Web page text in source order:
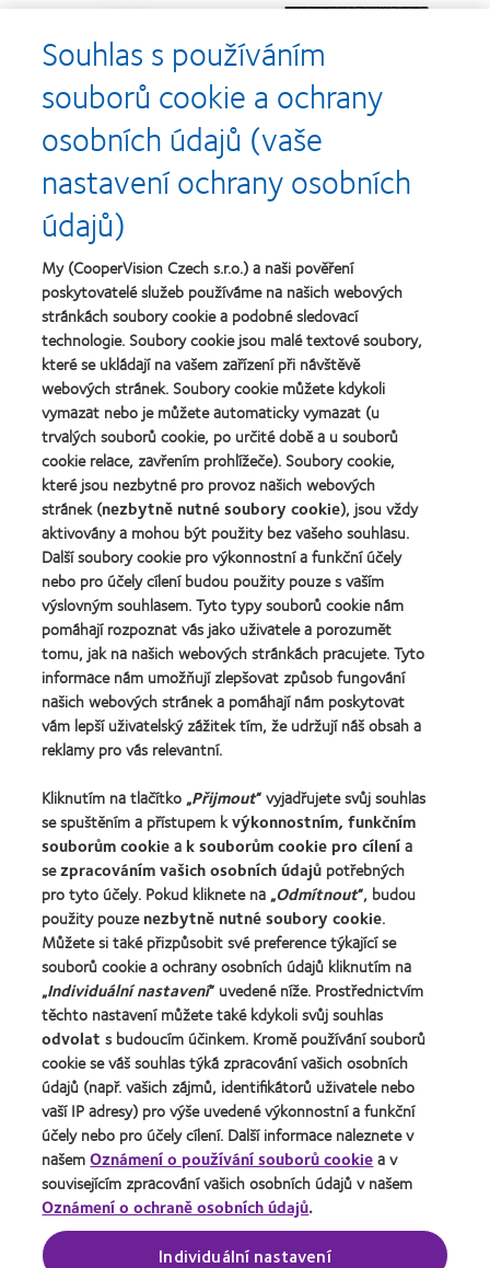
Learn
more
about
Cena
Silmo
d’Or
za
nejlepší
výrobek
pro
čočky
MyDay™
(2013)
Learn
about
Kontaktní
čočky
roku
(2013)
Learn
more
about
Nejlepší
společnosti
pro
vedoucí
pracovníky
roku
2012
a
2010
(2012)
Learn
more
about
závod
roku
2011
(2011)
Learn
more
about
Cena
Wealth
of
health
2011
(2011)
Learn
more
about
Cena
ODMA
2011
(2011)
Learn
more
about
Cena
REBRAND
100®
Global
Award
za
rok
2012
(2012)
Naše produkty
Technologie kontaktních čoček
Najděte ty pravé čočky pro vás
Kontaktní čočky a zrak
Nový uživatel
Zkušený uživatel
Blog
O společnosti CooperVision
Kariéra v CooperVision
Kontaktujte nás
Právní rámec
Ochrana osobních údajů
Oznámení o používání souborů cookie
Podmínky poskytování služeb
Pravidla zasílání komentářů
Správa nastavení souhlasu
Souhlas s používáním
souborů cookie a ochrany
osobních údajů (vaše
nastavení ochrany osobních
údajů)
My (CooperVision Czech s.r.o.) a naši pověření
poskytovatelé služeb používáme na našich webových
stránkách soubory cookie a podobné sledovací
technologie. Soubory cookie jsou malé textové soubory,
které se ukládají na vašem zařízení při návštěvě
webových stránek. Soubory cookie můžete kdykoli
vymazat nebo je můžete automaticky vymazat (u
trvalých souborů cookie, po určité době a u souborů
cookie relace, zavřením prohlížeče). Soubory cookie,
které jsou nezbytné pro provoz našich webových
stránek (nezbytně nutné soubory cookie), jsou vždy
aktivovány a mohou být použity bez vašeho souhlasu.
Další soubory cookie pro výkonnostní a funkční účely
nebo pro účely cílení budou použity pouze s vaším
výslovným souhlasem. Tyto typy souborů cookie nám
pomáhají rozpoznat vás jako uživatele a porozumět
tomu, jak na našich webových stránkách pracujete. Tyto
informace nám umožňují zlepšovat způsob fungování
našich webových stránek a pomáhají nám poskytovat
vám lepší uživatelský zážitek tím, že udržují náš obsah a
reklamy pro vás relevantní.
Kliknutím na tlačítko „Přijmout“ vyjadřujete svůj souhlas
se spuštěním a přístupem kvýkonnostním, funkčním
souborům cookiea k souborům cookie pro cílenía
sezpracováním vašich osobních údajů potřebných
pro tyto účely. Pokud kliknete na „Odmítnout“, budou
použity pouzenezbytně nutné soubory cookie.
Můžete si také přizpůsobit své preference týkající se
souborů cookie a ochrany osobních údajů kliknutím na
„Individuální nastavení“ uvedené níže. Prostřednictvím
těchto nastavení můžete také kdykoli svůj souhlas
odvolat s budoucím účinkem. Kromě používání souborů
cookie se váš souhlas týká zpracování vašich osobních
údajů (např. vašich zájmů, identifikátorů uživatele nebo
vaší IP adresy) pro výše uvedené výkonnostní a funkční
účely nebo pro účely cílení. Další informace naleznete v
našemOznámení o používání souborů cookiea v
souvisejícím zpracování vašich osobních údajů v našem
Oznámení o ochraně osobních údajů.
Individuální nastavení